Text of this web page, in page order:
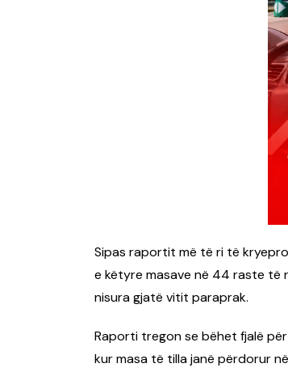
Sipas raportit më të ri të
e këtyre masave në 44 raste të
nisura gjatë vitit paraprak.
Raporti tregon se bëhet fjalë
kur masa të tilla janë përdorur